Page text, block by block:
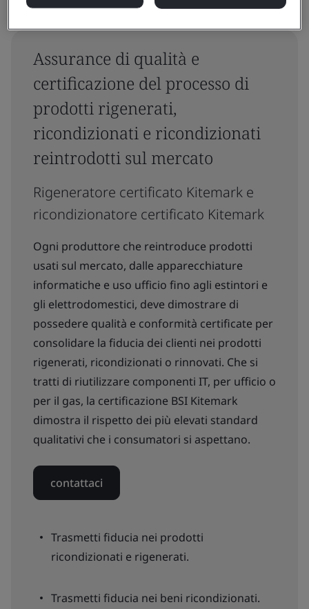
Assurance di qualità e
certificazione del processo di
prodotti rigenerati,
ricondizionati e ricondizionati
reintrodotti sul mercato
Rigeneratore certificato Kitemark e
ricondizionatore certificato Kitemark
Ogni produttore che reintroduce prodotti
usati sul mercato, dalle apparecchiature
informatiche e uso ufficio fino agli estintori e
gli elettrodomestici, deve dimostrare di
possedere qualità e conformità certificate per
consolidare la fiducia dei clienti nei prodotti
rigenerati, ricondizionati o rinnovati. Che si
tratti di riutilizzare componenti IT, per ufficio o
per il gas, la certificazione BSI Kitemark
dimostra il rispetto dei più elevati standard
qualitativi che i consumatori si aspettano.
contattaci
Trasmetti fiducia nei prodotti
ricondizionati e rigenerati.
Trasmetti fiducia nei beni ricondizionati.